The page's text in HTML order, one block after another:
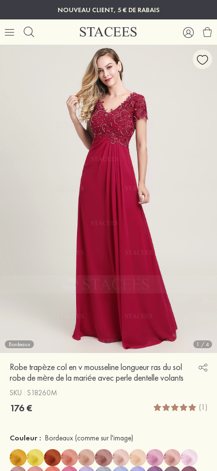
NOUVEAU CLIENT, 5 € DE RABAIS
Bordeaux 1 /4
Robe trapèze col en v mousseline longueur ras du sol
robe de mère de la mariée avec perle dentelle volants
SKU : S18260M
176 € (1)
Couleur : Bordeaux (comme sur l'image)